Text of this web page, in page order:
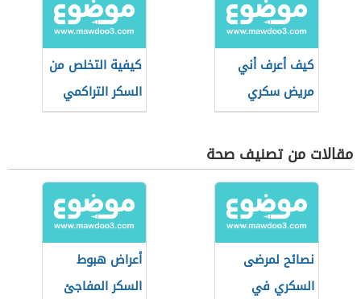
كيف أعرف أني
مريض سكري
كيفية التخلص من
السكر التراكمي
مقالات من تصنيف صحة
نصائح لمرضى
السكري في
أعراض هبوط
السكر المفاجئ